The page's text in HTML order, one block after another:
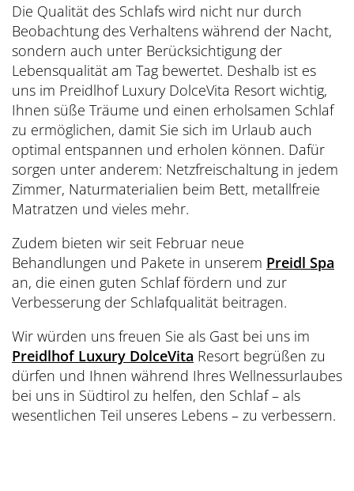
Die Qualität des Schlafs wird nicht nur durch
Beobachtung des Verhaltens während der Nacht,
sondern auch unter Berücksichtigung der
Lebensqualität am Tag bewertet. Deshalb ist es
uns im Preidlhof Luxury DolceVita Resort wichtig,
Ihnen süße Träume und einen erholsamen Schlaf
zu ermöglichen, damit Sie sich im Urlaub auch
optimal entspannen und erholen können. Dafür
sorgen unter anderem: Netzfreischaltung in jedem
Zimmer, Naturmaterialien beim Bett, metallfreie
Matratzen und vieles mehr.
Zudem bieten wir seit Februar neue
Behandlungen und Pakete in unserem Preidl Spa
an, die einen guten Schlaf fördern und zur
Verbesserung der Schlafqualität beitragen.
Wir würden uns freuen Sie als Gast bei uns im
Preidlhof Luxury DolceVita Resort begrüßen zu
dürfen und Ihnen während Ihres Wellnessurlaubes
bei uns in Südtirol zu helfen, den Schlaf – als
wesentlichen Teil unseres Lebens – zu verbessern.